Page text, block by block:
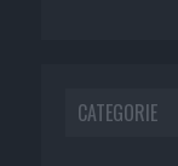
CATEGORIE